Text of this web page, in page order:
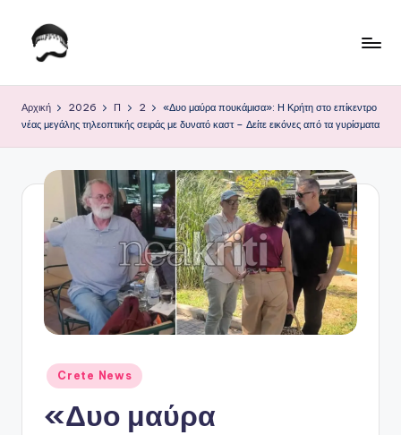
Μετάβαση
ο
Κ
Αρχική 2026 Π 2
«Δυο μαύρα πουκάμισα»: Η Κρήτη στο επίκεντρο
νέας μεγάλης τηλεοπτικής σειράς με δυνατό καστ – Δείτε εικόνες από τα γυρίσματα
Αναρτήθηκε
σε
Crete News
«Δυο μαύρα